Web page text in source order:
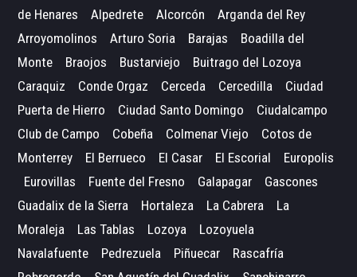
de Henares
Alpedrete Alcorcón
Arganda del Rey
Arroyomolinos
Arturo Soria Barajas
Boadilla del
Monte
Braojos Bustarviejo
Buitrago del Lozoya
Caraquiz
Conde Orgaz Cerceda Cercedilla
Ciudad
Puerta de Hierro
Ciudad Santo Domingo
Ciudalcampo
Club de Campo
Cobeña Colmenar Viejo
Cotos de
Monterrey
El Berrueco El Casar El Escorial
Europolis
Eurovillas
Fuente del Fresno Galapagar
Gascones
Guadalix de la Sierra
Hortaleza La Cabrera
La
Moraleja
Las Tablas Lozoya
Lozoyuela
Navalafuente
Pedrezuela Piñuecar
Rascafría